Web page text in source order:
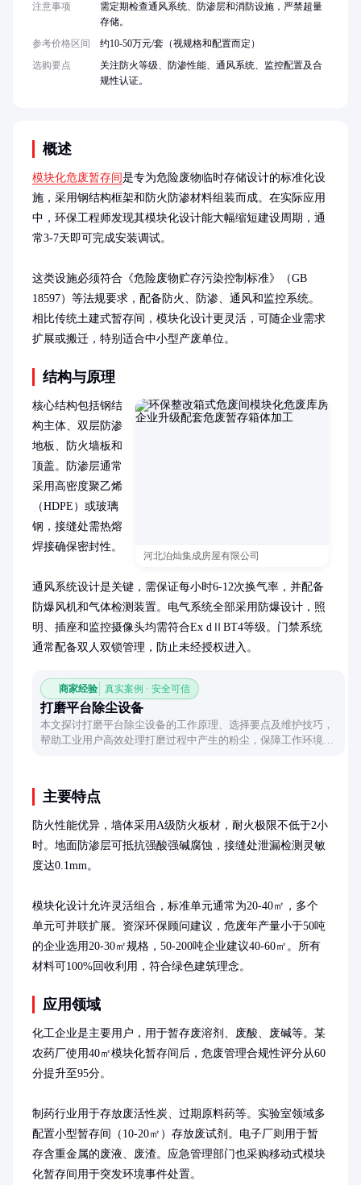
概述
模块化危废暂存间是专为危险废物临时存储设计的标准化设
施，采用钢结构框架和防火防渗材料组装而成。在实际应用
中，环保工程师发现其模块化设计能大幅缩短建设周期，通
常3-7天即可完成安装调试。
这类设施必须符合《危险废物贮存污染控制标准》（GB
18597）等法规要求，配备防火、防渗、通风和监控系统。
相比传统土建式暂存间，模块化设计更灵活，可随企业需求
扩展或搬迁，特别适合中小型产废单位。
结构与原理
河北泊灿集成房屋有限公司
核心结构包括钢结
构主体、双层防渗
地板、防火墙板和
顶盖。防渗层通常
采用高密度聚乙烯
（HDPE）或玻璃
钢，接缝处需热熔
焊接确保密封性。
通风系统设计是关键，需保证每小时6-12次换气率，并配备
防爆风机和气体检测装置。电气系统全部采用防爆设计，照
明、插座和监控摄像头均需符合Ex dⅡBT4等级。门禁系统
通常配备双人双锁管理，防止未经授权进入。
商家经验 真实案例 · 安全可信
打磨平台除尘设备
本文探讨打磨平台除尘设备的工作原理、选择要点及维护技巧，
帮助工业用户高效处理打磨过程中产生的粉尘，保障工作环境清
主要特点
防火性能优异，墙体采用A级防火板材，耐火极限不低于2小
时。地面防渗层可抵抗强酸强碱腐蚀，接缝处泄漏检测灵敏
度达0.1mm。
模块化设计允许灵活组合，标准单元通常为20-40㎡，多个
单元可并联扩展。资深环保顾问建议，危废年产量小于50吨
的企业选用20-30㎡规格，50-200吨企业建议40-60㎡。所有
材料可100%回收利用，符合绿色建筑理念。
应用领域
化工企业是主要用户，用于暂存废溶剂、废酸、废碱等。某
农药厂使用40㎡模块化暂存间后，危废管理合规性评分从60
分提升至95分。
制药行业用于存放废活性炭、过期原料药等。实验室领域多
配置小型暂存间（10-20㎡）存放废试剂。电子厂则用于暂
存含重金属的废液、废渣。应急管理部门也采购移动式模块
化暂存间用于突发环境事件处置。
注意事项
需定期检查通风系统、防渗层和消防设施，严禁超量
存储。
参考价格区间
约10-50万元/套（视规格和配置而定）
选购要点
关注防火等级、防渗性能、通风系统、监控配置及合
规性认证。